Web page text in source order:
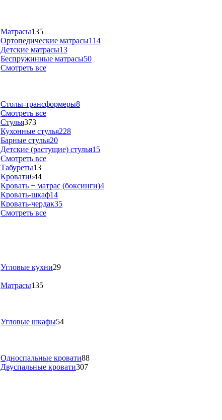
Матрасы135
Ортопедические матрасы114
Детские матрасы13
Беспружинные матрасы50
Смотреть все
Столы-трансформеры8
Смотреть все
Стулья373
Кухонные стулья228
Барные стулья20
Детские (растущие) стулья15
Смотреть все
Табуреты13
Кровати644
Кровать + матрас (боксинги)4
Кровать-шкаф14
Кровать-чердак35
Смотреть все
Угловые кухни29
Матрасы135
Угловые шкафы54
Односпальные кровати88
Двуспальные кровати307